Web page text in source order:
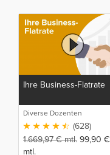
Ihre Business-Flatrate
Diverse Dozenten
(628)
1.669,97€mtl. 99,90 €
mtl.